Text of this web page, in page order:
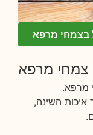
בצמחי מרפא
צמחי מרפא
מרפא.
איכות השינה,